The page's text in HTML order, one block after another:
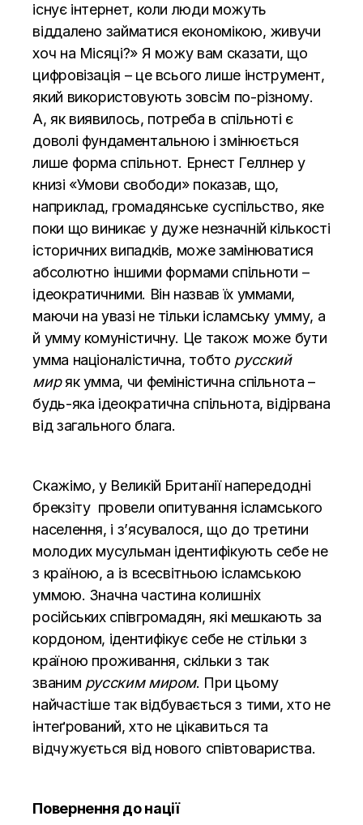
існує інтернет, коли люди можуть
віддалено займатися економікою, живучи
хоч на Місяці?» Я можу вам сказати, що
цифровізація – це всього лише інструмент,
який використовують зовсім по-різному.
А, як виявилось, потреба в спільноті є
доволі фундаментальною і змінюється
лише форма спільнот. Ернест Геллнер у
книзі «Умови свободи» показав, що,
наприклад, громадянське суспільство, яке
поки що виникає у дуже незначній кількості
історичних випадків, може замінюватися
абсолютно іншими формами спільноти –
ідеократичними. Він назвав їх уммами,
маючи на увазі не тільки ісламську умму, а
й умму комуністичну. Це також може бути
умма націоналістична, тобто русский
миряк умма, чи феміністична спільнота –
будь-яка ідеократична спільнота, відірвана
від загального блага.
Скажімо, у Великій Британії напередодні
брекзіту провели опитування ісламського
населення, і з’ясувалося, що до третини
молодих мусульман ідентифікують себе не
з країною, а із всесвітньою ісламською
уммою. Значна частина колишніх
російських співгромадян, які мешкають за
кордоном, ідентифікує себе не стільки з
країною проживання, скільки з так
званим русским миром. При цьому
найчастіше так відбувається з тими, хто не
інтеґрований, хто не цікавиться та
відчужується від нового співтовариства.
Повернення до нації